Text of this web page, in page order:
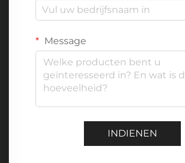
Message
INDIENEN